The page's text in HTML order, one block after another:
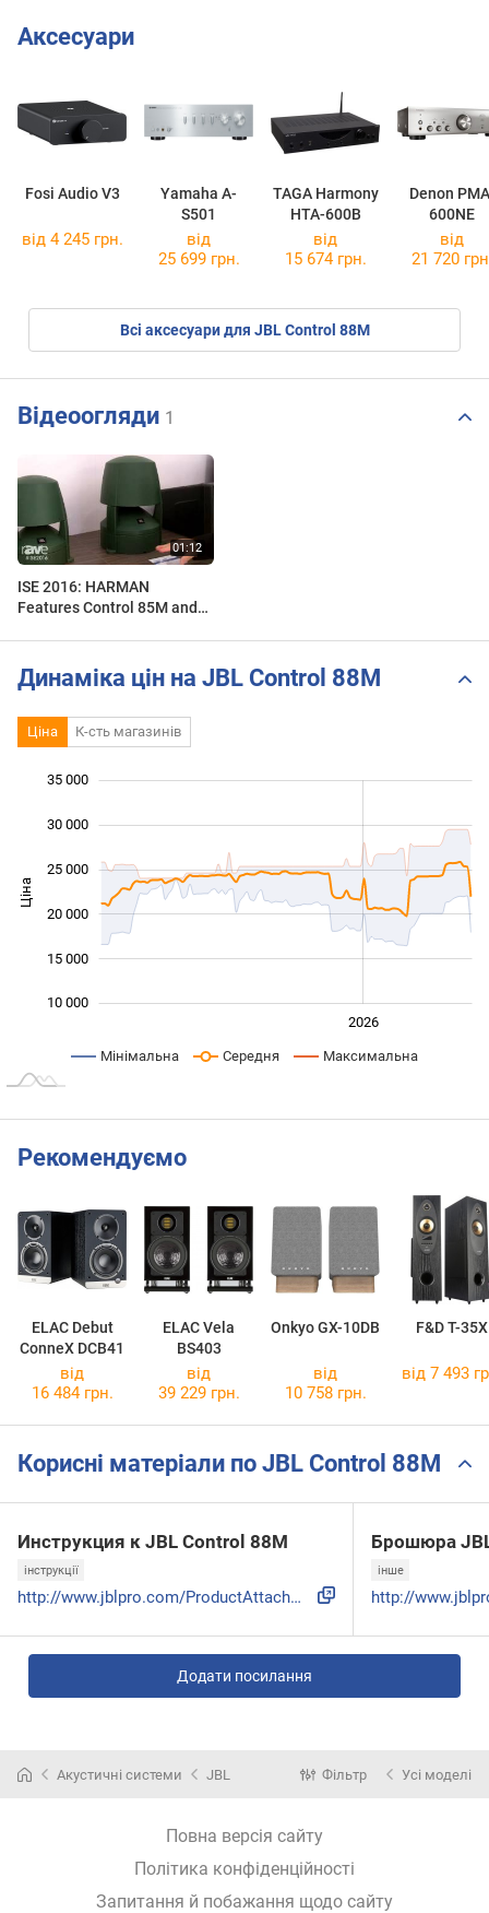
Аксесуари
Fosi Audio V3
Yamaha A-
S501
TAGA Harmony
HTA-600B
Denon
600NE
від 4 245 грн.
від
25 699 грн.
від
15 674 грн.
від
21 720
Всі аксесуари для JBL Control 88M
Відеоогляди 1
ISE 2016: HARMAN
Features Control 85M and
Динаміка цін на JBL Control 88M
Ціна К-сть магазинів
Ціна
10 000
15 000
20 000
25 000
30 000
35 000
2026
Мінімальна Середня Максимальна
Рекомендуємо
ELAC Debut
ConneX DCB41
ELAC Vela
BS403
Onkyo GX-10DB F&D T-35X
від
16 484 грн.
від
39 229 грн.
від
10 758 грн.
від 7 493
Корисні матеріали по JBL Control 88M
Инструкция к JBL Control 88M
інструкції
http://www.jblpro.com/ProductAttachments/landscape-install-...
Брошюра
інше
Додати посилання
Акустичні системи JBL Фільтр Усі моделі
Повна версія сайту
Політика конфіденційності
Запитання й побажання щодо сайту